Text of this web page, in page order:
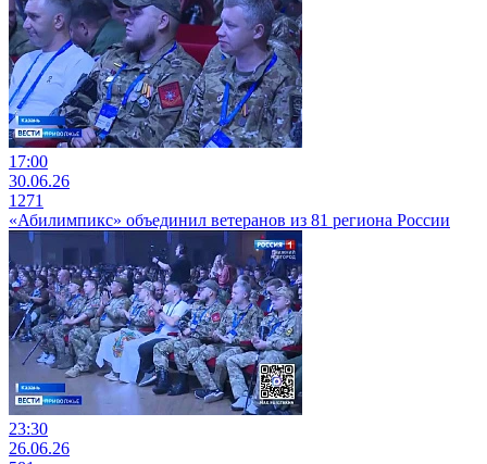
17:00
30.06.26
1271
«Абилимпикс» объединил ветеранов из 81 региона России
23:30
26.06.26